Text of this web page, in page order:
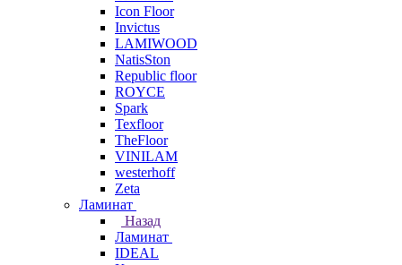
Icon Floor
Invictus
LAMIWOOD
NatisSton
Republic floor
ROYCE
Spark
Texfloor
TheFloor
VINILAM
westerhoff
Zeta
Ламинат
Назад
Ламинат
IDEAL